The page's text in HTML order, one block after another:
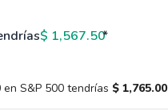
$ 1,567.50*
en S&P 500 tendrías $ 1,765.00